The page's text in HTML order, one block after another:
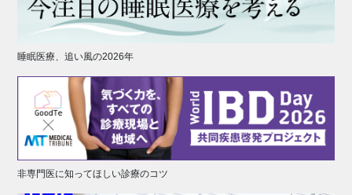
睡眠医療、追い風の2026年
非専門医に知ってほしい診療のコツ